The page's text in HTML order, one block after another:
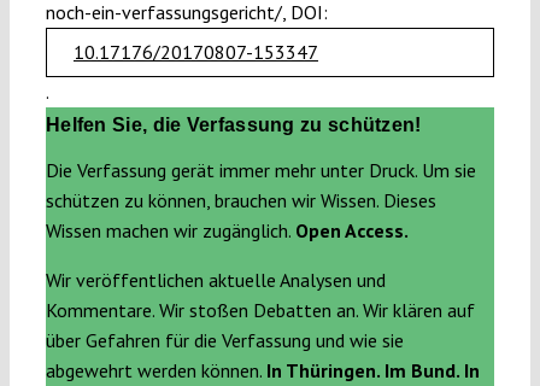
noch-ein-verfassungsgericht/, DOI:
10.17176/20170807-153347
.
Helfen Sie, die Verfassung zu schützen!
Die Verfassung gerät immer mehr unter Druck. Um sie
schützen zu können, brauchen wir Wissen. Dieses
Wissen machen wir zugänglich. Open Access.
Wir veröffentlichen aktuelle Analysen und
Kommentare. Wir stoßen Debatten an. Wir klären auf
über Gefahren für die Verfassung und wie sie
abgewehrt werden können. In Thüringen. Im Bund. In